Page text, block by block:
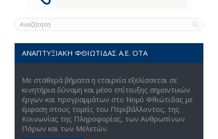
ΑΝΑΠΤΥΞΙΑΚΗ ΦΘΙΩΤΙΔΑΣ Α.Ε. ΟΤΑ
Με σταθερά βήματα η εταιρεία εξελίσσεται σε
κινητήρια δύναμη και μέσο επίτευξης σημαντικών
έργων και προγραμμάτων στο Νομό Φθιώτιδας με
έμφαση στους τομείς του Περιβάλλοντος, της
Κοινωνίας της Πληροφορίας, των Ανθρωπίνων
Πόρων και των Μελετών.